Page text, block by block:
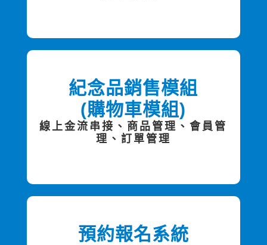
紀念品銷售模組
(購物車模組)
線上金流串接、商品管理、會員管
理、訂單管理
預約報名系統